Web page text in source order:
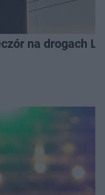
na drogach